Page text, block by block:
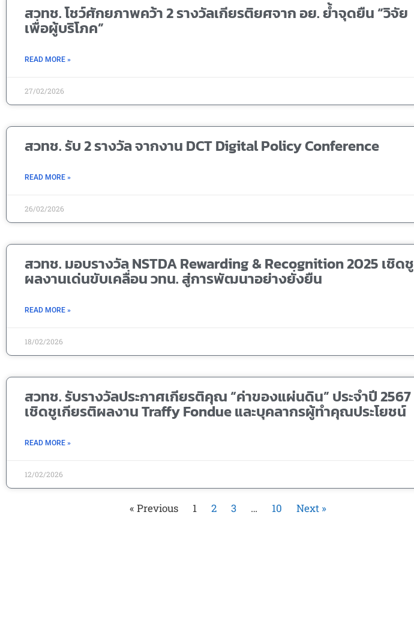
สวทช. โชว์ศักยภาพคว้า 2 รางวัลเกียรติยศจาก อย. ย้ำจุดยืน “วิจัย
เพื่อผู้บริโภค”
READ MORE »
27/02/2026
สวทช. รับ 2 รางวัล จากงาน DCT Digital Policy Conference
READ MORE »
26/02/2026
สวทช. มอบรางวัล NSTDA Rewarding & Recognition 2025 เชิดชู
ผลงานเด่นขับเคลื่อน วทน. สู่การพัฒนาอย่างยั่งยืน
READ MORE »
18/02/2026
สวทช. รับรางวัลประกาศเกียรติคุณ “ค่าของแผ่นดิน” ประจำปี 2567
เชิดชูเกียรติผลงาน Traffy Fondue และบุคลากรผู้ทำคุณประโยชน์
READ MORE »
12/02/2026
« Previous 1 2 3 … 10 Next »